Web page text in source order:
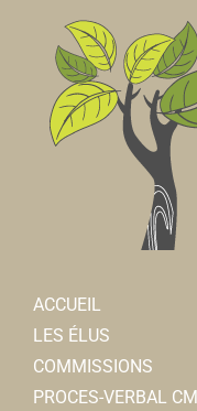
ACCUEIL
LES ÉLUS
COMMISSIONS
PROCES-VERBAL CM